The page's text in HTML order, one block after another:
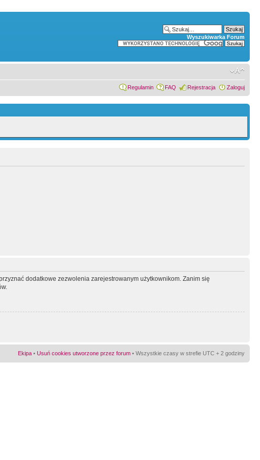
Wyszukiwarka Forum
Regulamin FAQ Rejestracja Zaloguj
dodatkowe zezwolenia zarejestrowanym użytkownikom. Zanim się
Ekipa • Usuń cookies utworzone przez forum • Wszystkie czasy w strefie UTC + 2 godziny